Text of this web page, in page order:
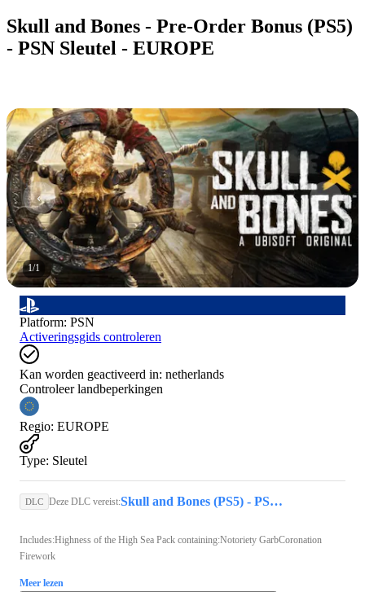
Skull and Bones - Pre-Order Bonus (PS5)
- PSN Sleutel - EUROPE
1/1
Platform: PSN
Activeringsgids controleren
Kan worden geactiveerd in: netherlands
Controleer landbeperkingen
Regio: EUROPE
Type: Sleutel
DLC Deze DLC vereist: Skull and Bones (PS5) - PSN Account - GLOBAL
Includes:Highness of the High Sea Pack containing:Notoriety GarbCoronation
Firework
Meer lezen